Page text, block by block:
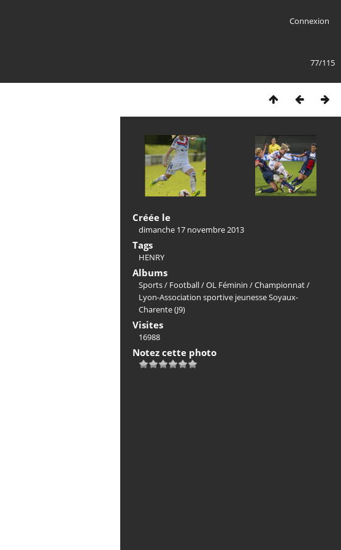
Connexion
77/115
Créée le
dimanche 17 novembre 2013
Tags
HENRY
Albums
Sports/ Football/OL Féminin /Championnat/
Lyon-Association sportive jeunesse Soyaux-
Charente (J9)
Visites
16988
Notez cette photo